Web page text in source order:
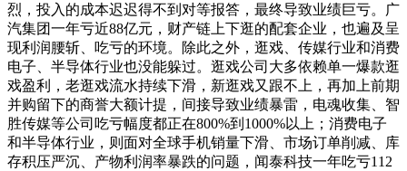
烈，投入的成本迟迟得不到对等报答，最终导致业绩巨亏。广
汽集团一年亏近88亿元，财产链上下逛的配套企业，也遍及呈
现利润腰斩、吃亏的环境。除此之外，逛戏、传媒行业和消费
电子、半导体行业也没能躲过。逛戏公司大多依赖单一爆款逛
戏盈利，老逛戏流水持续下滑，新逛戏又跟不上，再加上前期
并购留下的商誉大额计提，间接导致业绩暴雷，电魂收集、智
胜传媒等公司吃亏幅度都正在800%到1000%以上；消费电子
和半导体行业，则面对全球手机销量下滑、市场订单削减、库
存积压严沉、产物利润率暴跌的问题，闻泰科技一年吃亏112